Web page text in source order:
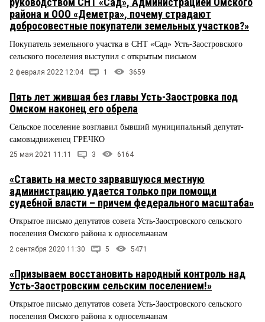
района и ООО «Деметра», почему страдают
добросовестные покупатели земельных участков?»
Покупатель земельного участка в СНТ «Сад» Усть-Заостровского
сельского поселения выступил с открытым письмом
2 февраля 2022 12:04 1 3659
Пять лет жившая без главы Усть-Заостровка под
Омском наконец его обрела
Сельское поселение возглавил бывший муниципальный депутат-
самовыдвиженец ГРЕЧКО
25 мая 2021 11:11 3 6164
«Ставить на место зарвавшуюся местную
администрацию удается только при помощи
судебной власти – причем федерального масштаба»
Открытое письмо депутатов совета Усть-Заостровского сельского
поселения Омского района к односельчанам
2 сентября 2020 11:30 5 5471
«Призываем восстановить народный контроль над
Усть-Заостровским сельским поселением!»
Открытое письмо депутатов совета Усть-Заостровского сельского
поселения Омского района к односельчанам